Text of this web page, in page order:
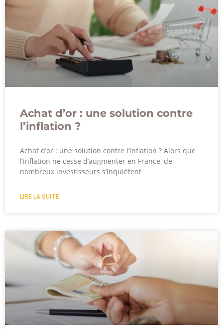
Achat d’or : une solution contre
l’inflation ?
Achat d’or : une solution contre l’inflation ? Alors que
l’inflation ne cesse d’augmenter en France, de
nombreux investisseurs s’inquiètent
LIRE LA SUITE